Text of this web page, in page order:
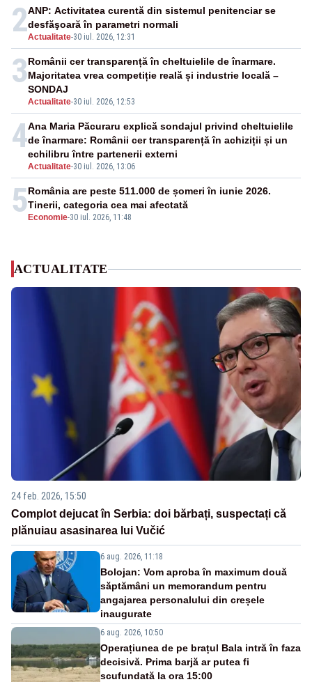
2Actualitate-30 iul. 2026, 12:31
ANP: Activitatea curentă din sistemul penitenciar se
desfăşoară în parametri normali
3
Actualitate-30 iul. 2026, 12:53
Românii cer transparență în cheltuielile de înarmare.
Majoritatea vrea competiție reală și industrie locală –
SONDAJ
4
Actualitate-30 iul. 2026, 13:06
Ana Maria Păcuraru explică sondajul privind cheltuielile
de înarmare: Românii cer transparență în achiziții și un
echilibru între partenerii externi
5 Economie-30 iul. 2026, 11:48
România are peste 511.000 de șomeri în iunie 2026.
Tinerii, categoria cea mai afectată
ACTUALITATE
24 feb. 2026, 15:50
Complot dejucat în Serbia: doi bărbați, suspectați că
plănuiau asasinarea lui Vučić
6 aug. 2026, 11:18
Bolojan: Vom aproba în maximum două
săptămâni un memorandum pentru
angajarea personalului din creșele
inaugurate
6 aug. 2026, 10:50
Operațiunea de pe brațul Bala intră în faza
decisivă. Prima barjă ar putea fi
scufundată la ora 15:00